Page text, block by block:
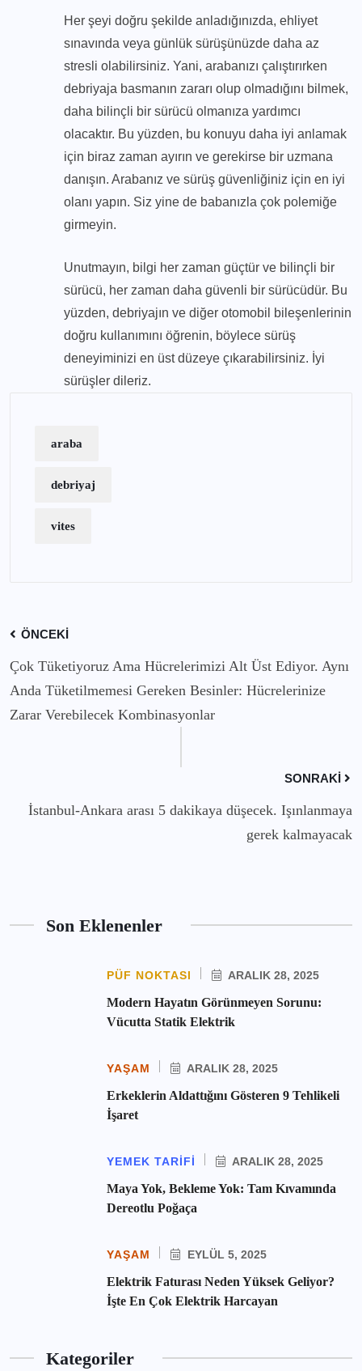
Her şeyi doğru şekilde anladığınızda, ehliyet
sınavında veya günlük sürüşünüzde daha az
stresli olabilirsiniz. Yani, arabanızı çalıştırırken
debriyaja basmanın zararı olup olmadığını bilmek,
daha bilinçli bir sürücü olmanıza yardımcı
olacaktır. Bu yüzden, bu konuyu daha iyi anlamak
için biraz zaman ayırın ve gerekirse bir uzmana
danışın. Arabanız ve sürüş güvenliğiniz için en iyi
olanı yapın. Siz yine de babanızla çok polemiğe
girmeyin.
Unutmayın, bilgi her zaman güçtür ve bilinçli bir
sürücü, her zaman daha güvenli bir sürücüdür. Bu
yüzden, debriyajın ve diğer otomobil bileşenlerinin
doğru kullanımını öğrenin, böylece sürüş
deneyiminizi en üst düzeye çıkarabilirsiniz. İyi
sürüşler dileriz.
araba
debriyaj
vites
ÖNCEKI
Çok Tüketiyoruz Ama Hücrelerimizi Alt Üst Ediyor. Aynı
Anda Tüketilmemesi Gereken Besinler: Hücrelerinize
Zarar Verebilecek Kombinasyonlar
SONRAKI
İstanbul-Ankara arası 5 dakikaya düşecek. Işınlanmaya
gerek kalmayacak
Son Eklenenler
PÜF NOKTASI ARALIK 28, 2025
Modern Hayatın Görünmeyen Sorunu:
Vücutta Statik Elektrik
YAŞAM ARALIK 28, 2025
Erkeklerin Aldattığını Gösteren 9 Tehlikeli
İşaret
YEMEK TARIFI ARALIK 28, 2025
Maya Yok, Bekleme Yok: Tam Kıvamında
Dereotlu Poğaça
YAŞAM EYLÜL 5, 2025
Elektrik Faturası Neden Yüksek Geliyor?
İşte En Çok Elektrik Harcayan
Kategoriler